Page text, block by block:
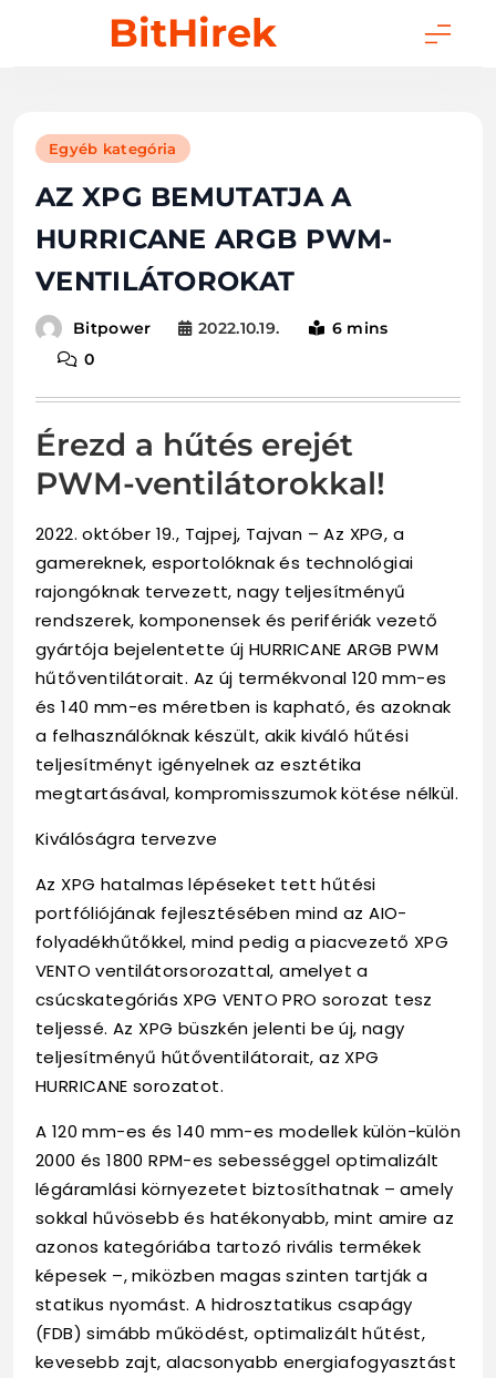
BitHirek
Egyéb kategória
AZ XPG BEMUTATJA A
HURRICANE ARGB PWM-
VENTILÁTOROKAT
Bitpower 2022.10.19.
6 mins
0
Érezd a hűtés erejét
PWM-ventilátorokkal!
2022. október 19., Tajpej, Tajvan – Az XPG, a
gamereknek, esportolóknak és technológiai
rajongóknak tervezett, nagy teljesítményű
rendszerek, komponensek és perifériák vezető
gyártója bejelentette új HURRICANE ARGB PWM
hűtőventilátorait. Az új termékvonal 120 mm-es
és 140 mm-es méretben is kapható, és azoknak
a felhasználóknak készült, akik kiváló hűtési
teljesítményt igényelnek az esztétika
megtartásával, kompromisszumok kötése nélkül.
Kiválóságra tervezve
Az XPG hatalmas lépéseket tett hűtési
portfóliójának fejlesztésében mind az AIO-
folyadékhűtőkkel, mind pedig a piacvezető XPG
VENTO ventilátorsorozattal, amelyet a
csúcskategóriás XPG VENTO PRO sorozat tesz
teljessé. Az XPG büszkén jelenti be új, nagy
teljesítményű hűtőventilátorait, az XPG
HURRICANE sorozatot.
A 120 mm-es és 140 mm-es modellek külön-külön
2000 és 1800 RPM-es sebességgel optimalizált
légáramlási környezetet biztosíthatnak – amely
sokkal hűvösebb és hatékonyabb, mint amire az
azonos kategóriába tartozó rivális termékek
képesek –, miközben magas szinten tartják a
statikus nyomást. A hidrosztatikus csapágy
(FDB) simább működést, optimalizált hűtést,
kevesebb zajt, alacsonyabb energiafogyasztást